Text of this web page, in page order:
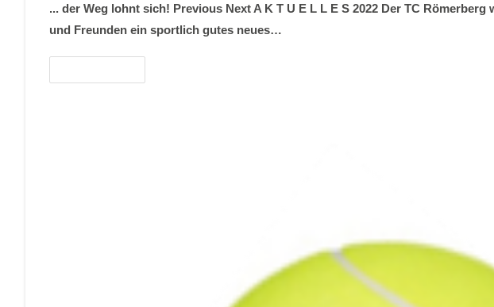
... der Weg lohnt sich! Previous Next A K T U E L L E S 2022 Der TC
und Freunden ein sportlich gutes neues…